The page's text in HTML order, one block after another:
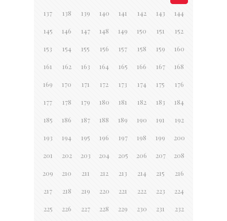
137 138 139 140 141 142 143 144
145 146 147 148 149 150 151 152
153 154 155 156 157 158 159 160
161 162 163 164 165 166 167 168
169 170 171 172 173 174 175 176
177 178 179 180 181 182 183 184
185 186 187 188 189 190 191 192
193 194 195 196 197 198 199 200
201 202 203 204 205 206 207 208
209 210 211 212 213 214 215 216
217 218 219 220 221 222 223 224
225 226 227 228 229 230 231 232